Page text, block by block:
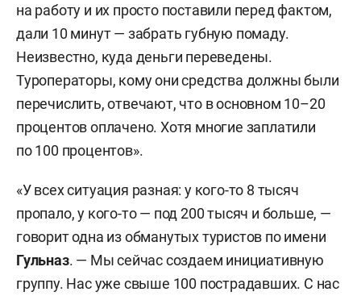
на работу и их просто поставили перед фактом,
дали 10 минут — забрать губную помаду.
Неизвестно, куда деньги переведены.
Туроператоры, кому они средства должны были
перечислить, отвечают, что в основном 10–20
процентов оплачено. Хотя многие заплатили
по 100 процентов».
«У всех ситуация разная: у кого-то 8 тысяч
пропало, у кого-то — под 200 тысяч и больше, —
говорит одна из обманутых туристов по имени
Гульназ. — Мы сейчас создаем инициативную
группу. Нас уже свыше 100 пострадавших. С нас